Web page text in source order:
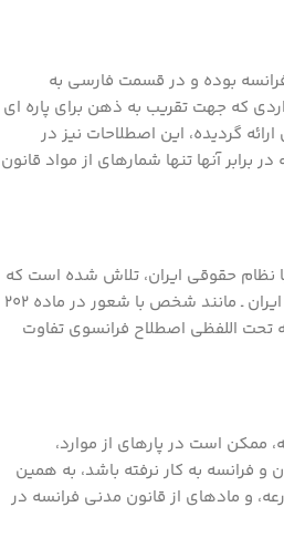
بوده و در قسمت فارسی به
که جهت تقریب به ذهن برای پاره ­ای
گردیده، این اصطلاحات نیز در
آنها تنها شماره­ای از مواد قانون
نظام حقوقی ایران، تلاش شده است که
برای ترجمه اصطلاحات فرانسوی، حتی­ الامکان از عین تعابیر قانون مدنی ایران ـ مانند شخص با شعور در ماده 202
تحت اللفظی اصطلاح فرانسوی تفاوت
ممکن است در پاره­ای از موارد،
فرانسه به کار نرفته باشد، به همین
و ماده­ای از قانون مدنی فرانسه در